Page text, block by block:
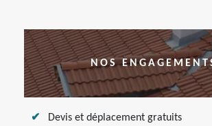
NOS
Devis et déplacement gratuits